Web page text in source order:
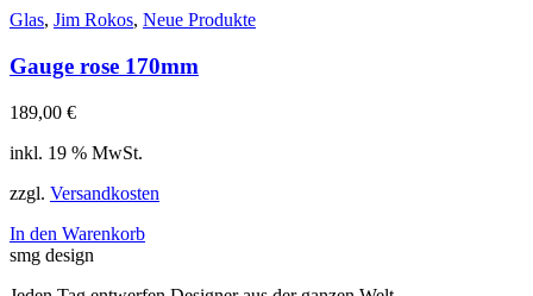
Glas, Jim Rokos, Neue Produkte
Gauge rose 170mm
189,00 €
inkl. 19 % MwSt.
zzgl. Versandkosten
In den Warenkorb
smg design